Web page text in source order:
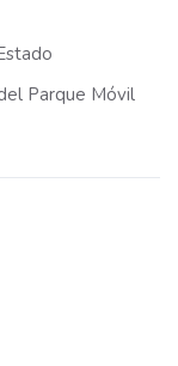
Parque Móvil